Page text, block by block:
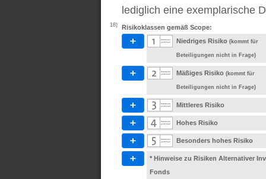
lediglich eine exemplarische
18)
Risikoklassen gemäß Scope:
Niedriges Risiko (kommt für
Beteiligungen nicht in Frage)
Mäßiges Risiko (kommt für
Beteiligungen nicht in Frage)
Mittleres Risiko
Hohes Risiko
Besonders hohes Risiko
* Hinweise zu Risiken Alternativer
Fonds